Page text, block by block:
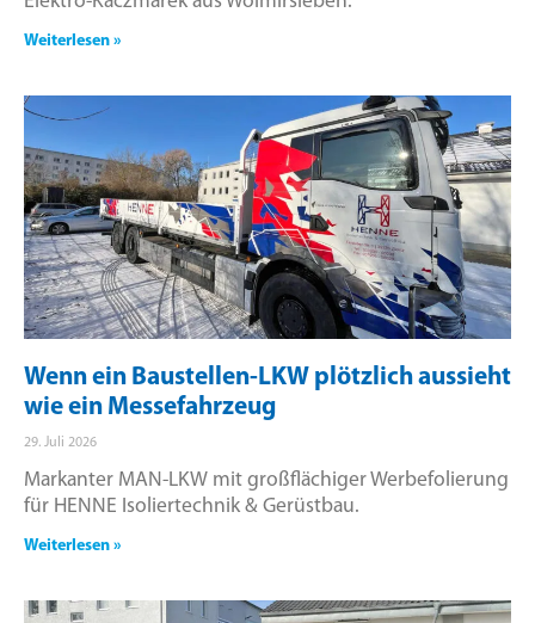
Weiterlesen »
Wenn ein Baustellen-LKW plötzlich aussieht
wie ein Messefahrzeug
29. Juli 2026
Markanter MAN-LKW mit großflächiger Werbefolierung
für HENNE Isoliertechnik & Gerüstbau.
Weiterlesen »